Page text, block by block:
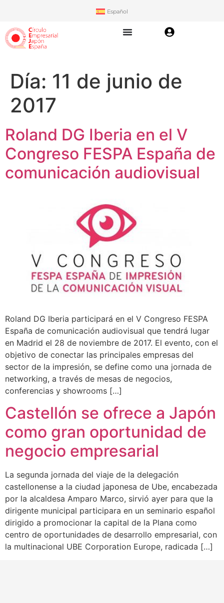
Español
Día: 11 de junio de
2017
Roland DG Iberia en el V
Congreso FESPA España de
comunicación audiovisual
Roland DG Iberia participará en el V Congreso FESPA
España de comunicación audiovisual que tendrá lugar
en Madrid el 28 de noviembre de 2017. El evento, con el
objetivo de conectar las principales empresas del
sector de la impresión, se define como una jornada de
networking, a través de mesas de negocios,
conferencias y showrooms […]
Castellón se ofrece a Japón
como gran oportunidad de
negocio empresarial
La segunda jornada del viaje de la delegación
castellonense a la ciudad japonesa de Ube, encabezada
por la alcaldesa Amparo Marco, sirvió ayer para que la
dirigente municipal participara en un seminario español
dirigido a promocionar la capital de la Plana como
centro de oportunidades de desarrollo empresarial, con
la multinacional UBE Corporation Europe, radicada […]